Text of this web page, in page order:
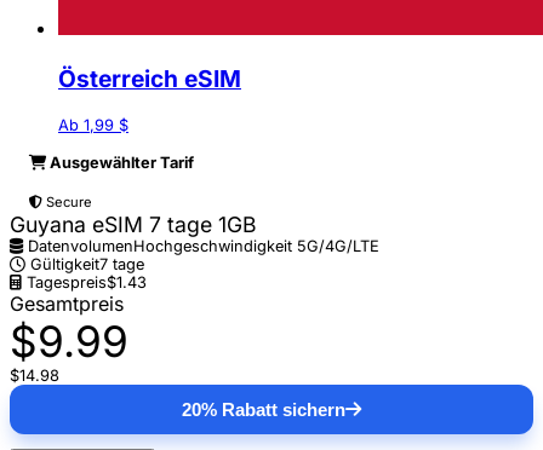
Österreich eSIM
Ab 1,99 $
Ausgewählter Tarif
Secure
Guyana eSIM 7 tage 1GB
DatenvolumenHochgeschwindigkeit 5G/4G/LTE
Gültigkeit7 tage
Tagespreis$1.43
Gesamtpreis
$9.99
$14.98
20% Rabatt sichern